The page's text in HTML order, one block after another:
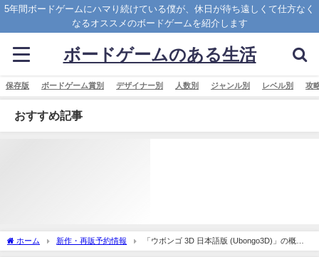
5年間ボードゲームにハマり続けている僕が、休日が待ち遠しくて仕方なく
なるオススメのボードゲームを紹介します
ボードゲームのある生活
保存版 ボードゲーム賞別 デザイナー別 人数別 ジャンル別 レベル別 攻
おすすめ記事
ホーム 新作・再販予約情報
「ウボンゴ 3D 日本語版 (Ubongo3D)」の概略
と予約購入可能なショップ紹介！